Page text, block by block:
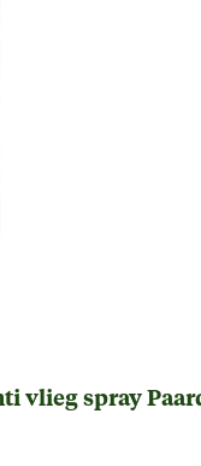
vlieg spray